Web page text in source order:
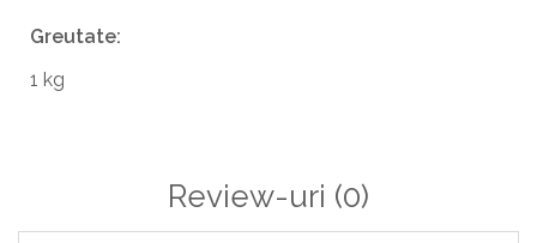
Greutate:
1 kg
Review-uri (0)